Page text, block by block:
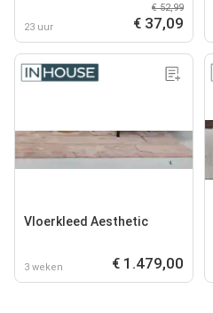
23 uur
€ 52,99
€ 37,09
Vloerkleed Aesthetic
3 weken € 1.479,00